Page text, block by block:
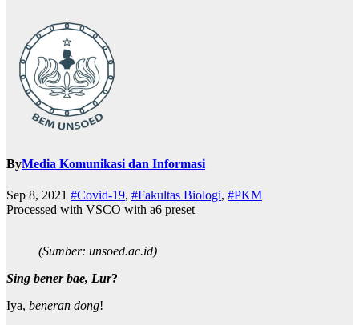
ByMedia Komunikasi dan Informasi
Sep 8, 2021 #Covid-19, #Fakultas Biologi, #PKM
Processed with VSCO with a6 preset
(Sumber: unsoed.ac.id)
Sing bener bae, Lur?
Iya, beneran dong!